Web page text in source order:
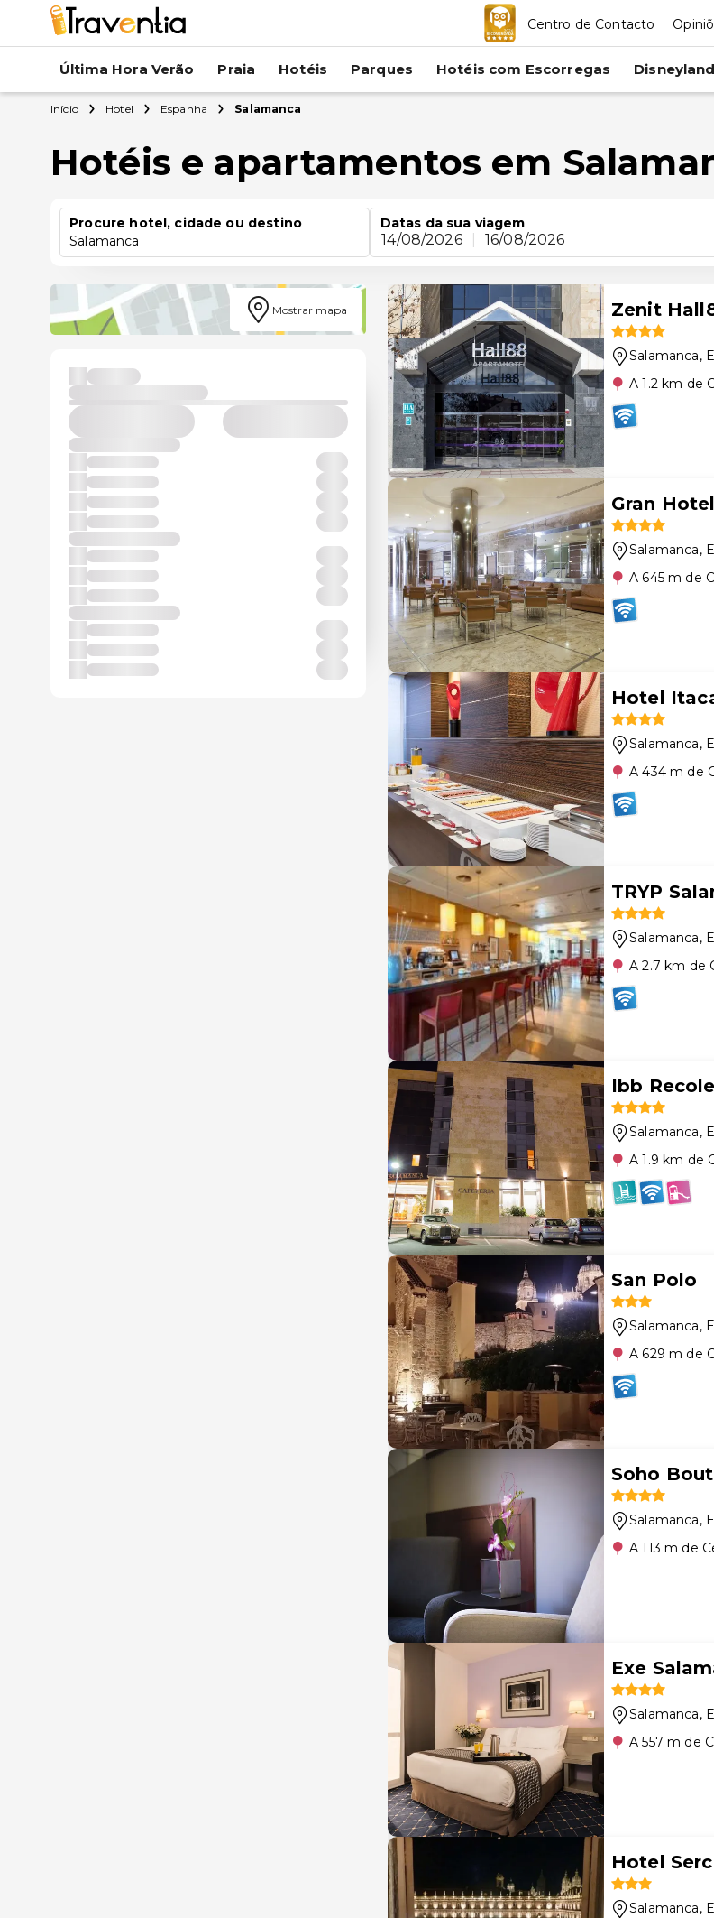
Centro de Contacto
Última Hora Verão Praia Hotéis Parques Hotéis com Escorregas
Início Hotel Espanha Salamanca
Hotéis e apartamentos em
Procure hotel, cidade ou destino
Salamanca
Datas da sua viagem
14/08/2026 16/08/2026
Mostrar mapa Zenit
Salamanca,
A 1.2 km de
Gran
Salamanca,
A 645 m de
Hotel
Salamanca,
A 434 m de
TRYP
Salamanca,
A 2.7 km de
Ibb
Salamanca,
A 1.9 km de
San Polo
Salamanca,
A 629 m de
Soho
Salamanca,
A 113 m de
Exe
Salamanca,
A 557 m de
Hotel
Salamanca,